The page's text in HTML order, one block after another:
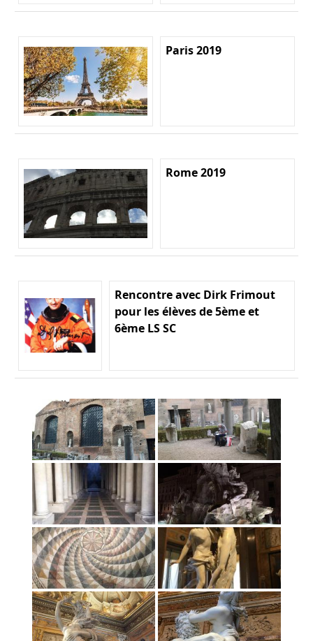
Paris 2019
Rome 2019
Rencontre avec Dirk Frimout
pour les élèves de 5ème et
6ème LS SC